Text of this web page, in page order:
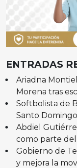
ENTRADAS
Ariadna
Morena tras
Softbolista de
Santo
Abdiel
como parte del
Gobierno de
y mejora la